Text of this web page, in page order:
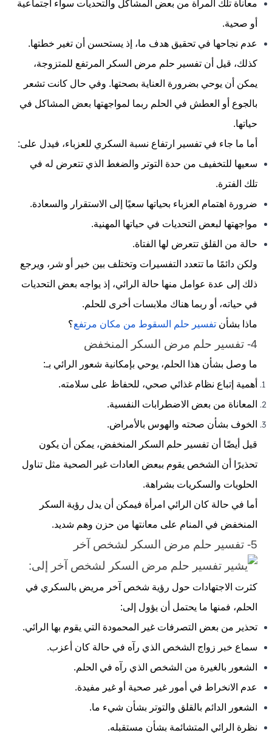
معاناة تلك المرأة من بعض المشاكل والتحديات سواء اجتماعية
أو صحية.
عدم نجاحها في تحقيق هدف ما، إذ يستحسن أن تغير خطتها.
كذلك، قيل أن تفسير حلم مرض السكر المرتفع للمتزوجة،
يمكن أن يوحي بضرورة العناية بصحتها. وفي حال كانت تشعر
بالجوع أو العطش في الحلم ربما لمواجهتها بعض المشاكل في
حياتها.
أما ما جاء في تفسير ارتفاع نسبة السكري للعزباء، فيدل على:
سعيها للتخفيف من حدة التوتر والضغط الذي تتعرض له في
تلك الفترة.
ضرورة اهتمام العزباء بحياتها سعيًا إلى الاستقرار والسعادة.
مواجهتها لبعض التحديات في حياتها المهنية.
حالة من القلق تتعرض لها الفتاة.
ولكن دائمًا ما تتعدد التفسيرات وتختلف بين خير أو شر، ويرجع
ذلك إلى عدة عوامل منها حالة الرائي، إذ يواجه بعض التحديات
في حياته، أو ربما هناك ملابسات أخرى للحلم.
ماذا بشأن تفسير حلم السقوط من مكان مرتفع؟
4- تفسير حلم مرض السكر المنخفض
ما وصل بشأن هذا الحلم، يوحي بإمكانية شعور الرائي بـ:
أهمية إتباع نظام غذائي صحي، للحفاظ على سلامته.
المعاناة من بعض الاضطرابات النفسية.
الخوف بشأن صحته والهوس بالأمراض.
قيل أيضًا أن تفسير حلم السكر المنخفض، يمكن أن يكون
تحذيرًا أن الشخص يقوم ببعض العادات غير الصحية مثل تناول
الحلويات والسكريات بشراهة.
أما في حالة كان الرائي امرأة فيمكن أن يدل رؤية السكر
المنخفض في المنام على معانتها من حزن وهم شديد.
5- تفسير حلم مرض السكر لشخص آخر
كثرت الاجتهادات حول رؤية شخص آخر مريض بالسكري في
الحلم، فمنها ما يحتمل أن يؤول إلى:
تحذير من بعض التصرفات غير المحمودة التي يقوم بها الرائي.
سماع خبر زواج الشخص الذي رآه في حالة كان أعزب.
الشعور بالغيرة من الشخص الذي رآه في الحلم.
عدم الانخراط في أمور غير صحية أو غير مفيدة.
الشعور الدائم بالقلق والتوتر بشأن شيء ما.
نظرة الرائي المتشائمة بشأن مستقبله.